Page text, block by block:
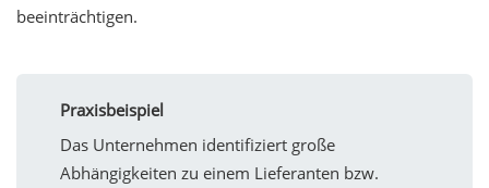
beeinträchtigen.
Praxisbeispiel
Das Unternehmen identifiziert große
Abhängigkeiten zu einem Lieferanten bzw.